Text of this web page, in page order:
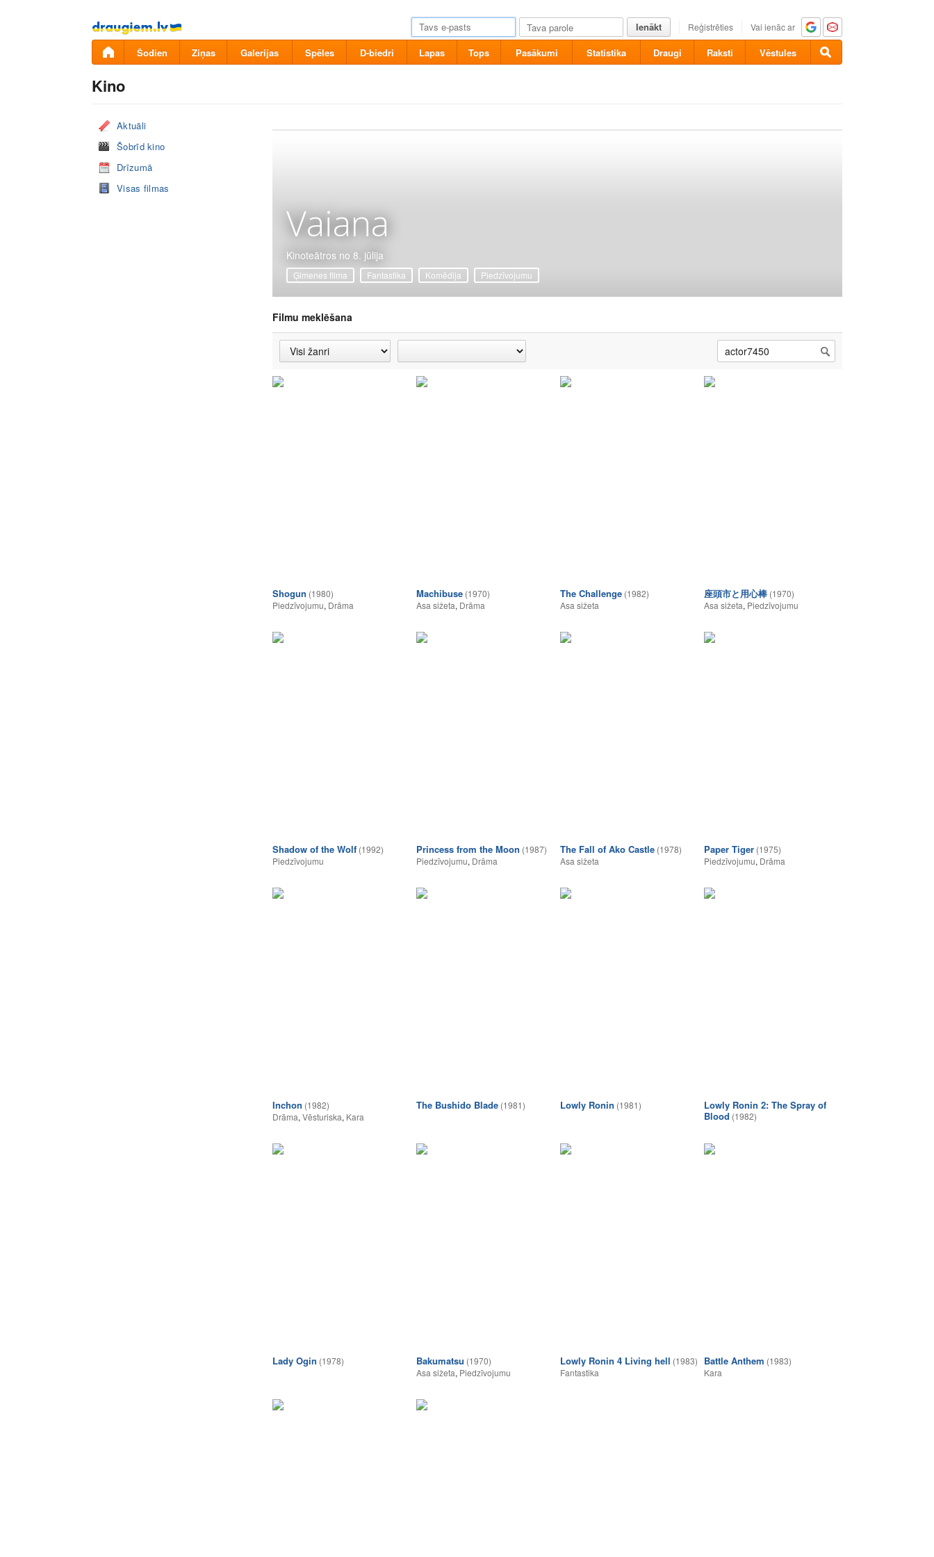
Pāriet
uz
saturu
Ienākt Reģistrēties Vai ienāc ar
Šodien Ziņas Galerijas Spēles D-biedri Lapas Tops Pasākumi Statistika Draugi Raksti Vēstules
Kino
Aktuāli
Šobrīd kino
Drīzumā
Visas filmas
Vaiana
Kinoteātros no 8. jūlija
Ģimenes filma Fantastika Komēdija Piedzīvojumu
Filmu meklēšana
Shogun (1980)
Piedzīvojumu, Drāma
Machibuse (1970)
Asa sižeta, Drāma
The Challenge (1982)
Asa sižeta
座頭市と用心棒 (1970)
Asa sižeta, Piedzīvojumu
Shadow of the Wolf (1992)
Piedzīvojumu
Princess from the Moon (1987)
Piedzīvojumu, Drāma
The Fall of Ako Castle (1978)
Asa sižeta
Paper Tiger (1975)
Piedzīvojumu, Drāma
Inchon (1982)
Drāma, Vēsturiska, Kara
The Bushido Blade (1981) Lowly Ronin (1981)
Lowly Ronin 2: The Spray of
Blood (1982)
Lady Ogin (1978) Bakumatsu (1970)
Asa sižeta, Piedzīvojumu
Lowly Ronin 4 Living hell (1983)
Fantastika
Battle Anthem (1983)
Kara